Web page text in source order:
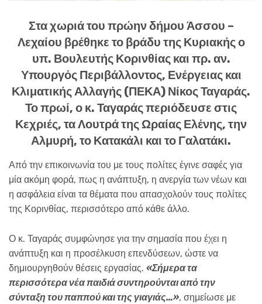
Στα χωριά του πρώην δήμου Άσσου –
Λεχαίου βρέθηκε το βράδυ της Κυριακής ο
υπ. Βουλευτής Κορινθίας και πρ. αν.
Υπουργός Περιβάλλοντος, Ενέργειας και
Κλιματικής Αλλαγής (ΠΕΚΑ) Νίκος Ταγαράς.
Το πρωί, ο κ. Ταγαράς περιόδευσε στις
Κεχριές, τα Λουτρά της Ωραίας Ελένης, την
Αλμυρή, το Κατακάλι και το Γαλατάκι.
Από την επικοινωνία του με τους πολίτες έγινε σαφές για
μία ακόμη φορά, πως η ανάπτυξη, η ανεργία των νέων και
η ασφάλεια είναι τα θέματα που απασχολούν τους πολίτες
της Κορινθίας, περισσότερο από κάθε άλλο.
Ο κ. Ταγαράς συμφώνησε για την σημασία που έχει η
ανάπτυξη και η προσέλκυση επενδύσεων, ώστε να
δημιουργηθούν θέσεις εργασίας. «Σήμερα τα
περισσότερα νέα παιδιά συντηρούνται από την
σύνταξη του παππού και της γιαγιάς…», σημείωσε με